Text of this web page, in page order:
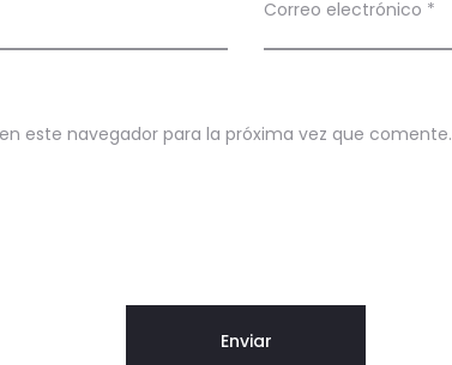
Correo electrónico *
este navegador para la próxima vez que comente.